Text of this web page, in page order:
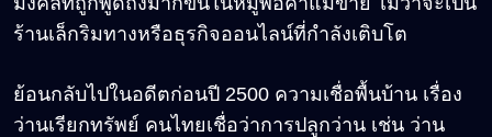
ร้านเล็กริมทางหรือธุรกิจออนไลน์ที่กำลังเติบโต
ย้อนกลับไปในอดีตก่อนปี 2500 ความเชื่อพื้นบ้าน เรื่อง
ว่านเรียกทรัพย์ คนไทยเชื่อว่าการปลูกว่าน เช่น ว่าน